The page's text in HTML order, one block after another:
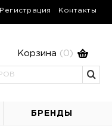
Регистрация Контакты
Корзина (0)
БРЕНДЫ